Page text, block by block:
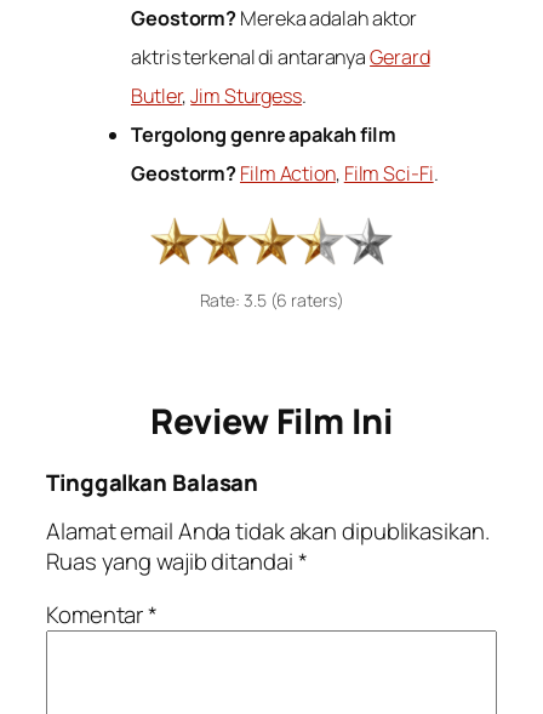
Geostorm?Mereka adalah aktor
aktris terkenal di antaranyaGerard
Butler,Jim Sturgess.
Tergolong genre apakah film
Geostorm?Film Action, Film Sci-Fi.
Rate: 3.5 (6 raters)
Review Film Ini
Tinggalkan Balasan
Alamat email Anda tidak akan dipublikasikan.
Ruas yang wajib ditandai*
Komentar*